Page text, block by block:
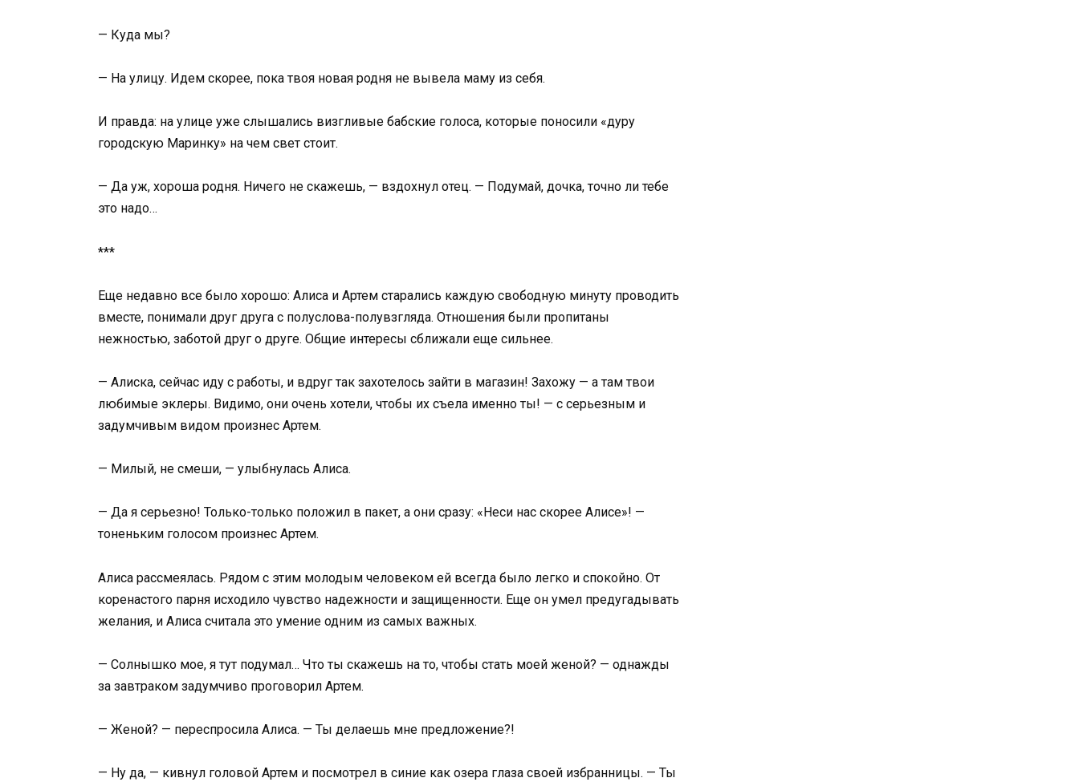
— Куда мы?
— На улицу. Идем скорее, пока твоя новая родня не вывела маму из себя.
И правда: на улице уже слышались визгливые бабские голоса, которые поносили «дуру
городскую Маринку» на чем свет стоит.
— Да уж, хороша родня. Ничего не скажешь, — вздохнул отец. — Подумай, дочка, точно ли тебе
это надо…
***
Еще недавно все было хорошо: Алиса и Артем старались каждую свободную минуту проводить
вместе, понимали друг друга с полуслова-полувзгляда. Отношения были пропитаны
нежностью, заботой друг о друге. Общие интересы сближали еще сильнее.
— Алиска, сейчас иду с работы, и вдруг так захотелось зайти в магазин! Захожу — а там твои
любимые эклеры. Видимо, они очень хотели, чтобы их съела именно ты! — с серьезным и
задумчивым видом произнес Артем.
— Милый, не смеши, — улыбнулась Алиса.
— Да я серьезно! Только-только положил в пакет, а они сразу: «Неси нас скорее Алисе»! —
тоненьким голосом произнес Артем.
Алиса рассмеялась. Рядом с этим молодым человеком ей всегда было легко и спокойно. От
коренастого парня исходило чувство надежности и защищенности. Еще он умел предугадывать
желания, и Алиса считала это умение одним из самых важных.
— Солнышко мое, я тут подумал… Что ты скажешь на то, чтобы стать моей женой? — однажды
за завтраком задумчиво проговорил Артем.
— Женой? — переспросила Алиса. — Ты делаешь мне предложение?!
— Ну да, — кивнул головой Артем и посмотрел в синие как озера глаза своей избранницы. — Ты